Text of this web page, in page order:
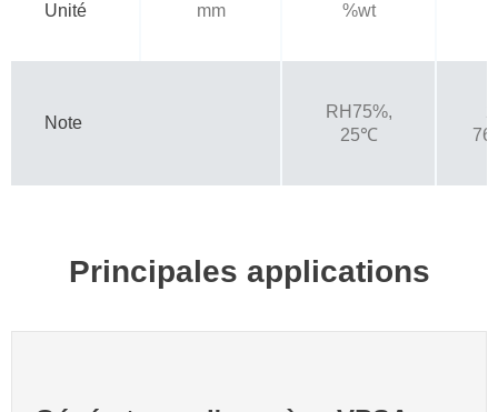
Unité mm %wt
Note
RH75%,
25℃
Principales applications